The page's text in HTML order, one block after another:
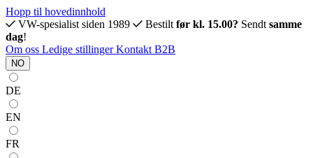
Hopp til hovedinnhold
VW-spesialist siden 1989
Bestilt før kl. 15.00? Sendt samme
dag!
Om oss Ledige stillingerKontakt B2B
NO
DE
EN
FR